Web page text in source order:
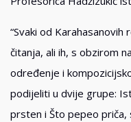
“Svaki od
čitanja, ali ih, s obzirom
određenje i
podijeliti u dvije grupe:
prsten i Što pepeo priča,